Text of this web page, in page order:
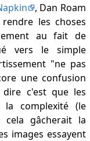
, Dan Roam
les choses
au fait de
vers le simple
"ne pas
une confusion
c'est que les
la complexité (le
cela gâcherait la
images essayent